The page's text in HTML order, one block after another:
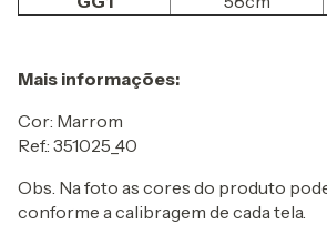
Mais informações:
Cor: Marrom
Ref.: 351025_40
Obs. Na foto as cores do produto
conforme a calibragem de cada tela.